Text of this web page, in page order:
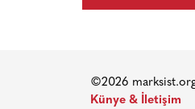
©2026 marksist.org
Künye & İletişim